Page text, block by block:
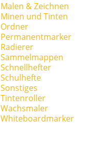
Malen & Zeichnen
Minen und Tinten
Ordner
Permanentmarker
Radierer
Sammelmappen
Schnellhefter
Schulhefte
Sonstiges
Tintenroller
Wachsmaler
Whiteboardmarker